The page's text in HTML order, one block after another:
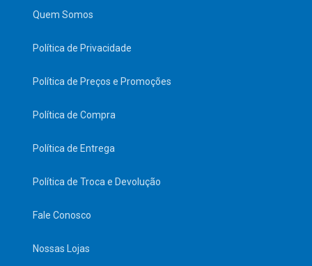
Quem Somos
Política de Privacidade
Política de Preços e Promoções
Política de Compra
Política de Entrega
Política de Troca e Devolução
Fale Conosco
Nossas Lojas